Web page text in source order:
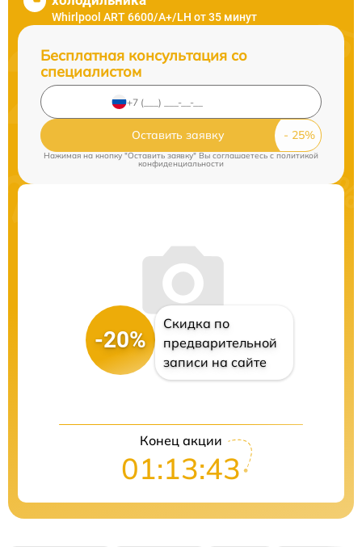
Whirlpool ART 6600/A+/LH от 35 минут
Бесплатная консультация со
специалистом
Оставить заявку
Нажимая на кнопку "Оставить заявку" Вы соглашаетесь c политикой
конфиденциальности
-20%
Скидка по
предварительной
записи на сайте
Конец акции
01:13:42